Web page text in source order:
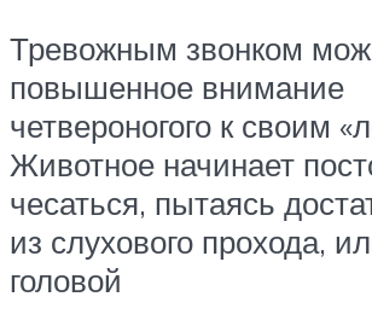
Тревожным звонком
повышенное внимание
четвероногого к своим
Животное начинает
чесаться, пытаясь
из слухового прохода,
головой